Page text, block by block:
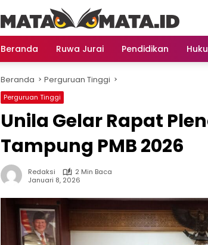
Beranda Ruwa Jurai Pendidikan
Beranda Perguruan Tinggi
Perguruan Tinggi
Unila Gelar Rapat
Tampung PMB 2026
Redaksi
2 Min Baca
Januari 8, 2026